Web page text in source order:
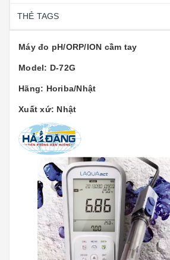
THẺ TAGS
Máy đo pH/ORP/ION cầm tay
Model: D-72G
Hãng: Horiba/Nhật
Xuất xứ: Nhật